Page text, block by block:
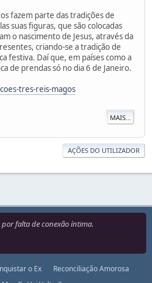
fazem parte das tradições de
suas figuras, que são colocadas
o nascimento de Jesus, através da
criando-se a tradição de
festiva. Daí que, em países como a
de prendas só no dia 6 de Janeiro.
tres-reis-magos
MAIS...
AÇÕES DO UTILIZADOR
falta de conexão íntima.
o Ex
Reconciliação Amorosa